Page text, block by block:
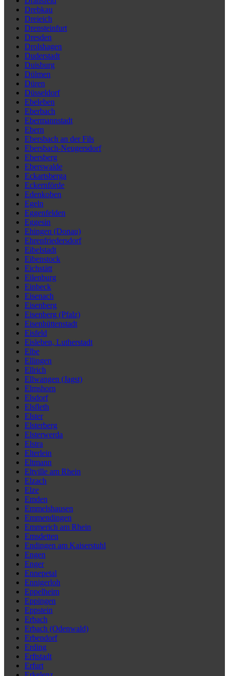
Drebkau
Dreieich
Drensteinfurt
Dresden
Drolshagen
Duderstadt
Duisburg
Dülmen
Düren
Düsseldorf
Ebeleben
Eberbach
Ebermannstadt
Ebern
Ebersbach an der Fils
Ebersbach-Neugersdorf
Ebersberg
Eberswalde
Eckartsberga
Eckernförde
Edenkoben
Egeln
Eggenfelden
Eggesin
Ehingen (Donau)
Ehrenfriedersdorf
Eibelstadt
Eibenstock
Eichstätt
Eilenburg
Einbeck
Eisenach
Eisenberg
Eisenberg (Pfalz)
Eisenhüttenstadt
Eisfeld
Eisleben, Lutherstadt
Elbe
Ellingen
Ellrich
Ellwangen (Jagst)
Elmshorn
Elsdorf
Elsfleth
Elster
Elsterberg
Elsterwerda
Elstra
Elterlein
Eltmann
Eltville am Rhein
Elzach
Elze
Emden
Emmelshausen
Emmendingen
Emmerich am Rhein
Emsdetten
Endingen am Kaiserstuhl
Engen
Enger
Ennepetal
Ennigerloh
Eppelheim
Eppingen
Eppstein
Erbach
Erbach (Odenwald)
Erbendorf
Erding
Erftstadt
Erfurt